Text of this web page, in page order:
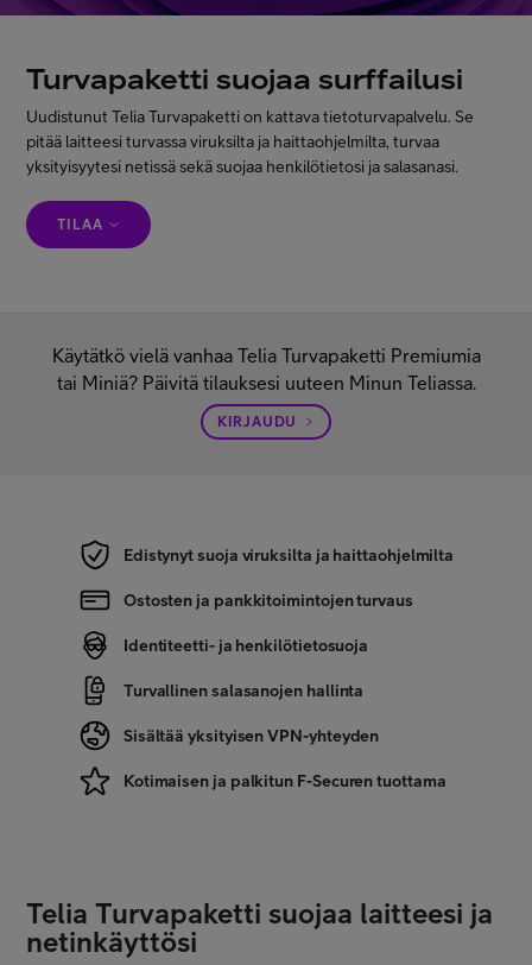
Asiakastuki
Minun Telia
Turvapaketti suojaa surffailusi
Uudistunut Telia Turvapaketti on kattava tietoturvapalvelu. Se
pitää laitteesi turvassa viruksilta ja haittaohjelmilta, turvaa
yksityisyytesi netissä sekä suojaa henkilötietosi ja salasanasi.
TILAA
Käytätkö vielä vanhaa Telia Turvapaketti Premiumia
tai Miniä? Päivitä tilauksesi uuteen Minun Teliassa.
KIRJAUDU
Edistynyt suoja viruksilta ja haittaohjelmilta
Ostosten ja pankkitoimintojen turvaus
Identiteetti- ja henkilötietosuoja
Turvallinen salasanojen hallinta
Sisältää yksityisen VPN-yhteyden
Kotimaisen ja palkitun F-Securen tuottama
Telia Turvapaketti suojaa laitteesi ja
netinkäyttösi